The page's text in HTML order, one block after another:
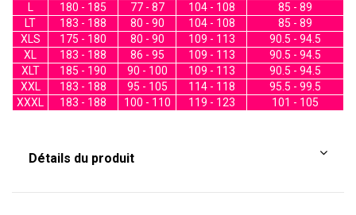
L
180 - 185 77 - 87 104 - 108
85 - 89
LT
183 - 188 80 - 90 104 - 108
85 - 89
XLS
175 - 180 80 - 90 109 - 113
90.5 - 94.5
XL
183 - 188 86 - 95 109 - 113
90.5 - 94.5
XLT
185 - 190 90 - 100 109 - 113
90.5 - 94.5
XXL
183 - 188 95 - 105 114 - 118
95.5 - 99.5
XXXL
183 - 188 100 - 110 119 - 123 101 - 105
Détails du produit